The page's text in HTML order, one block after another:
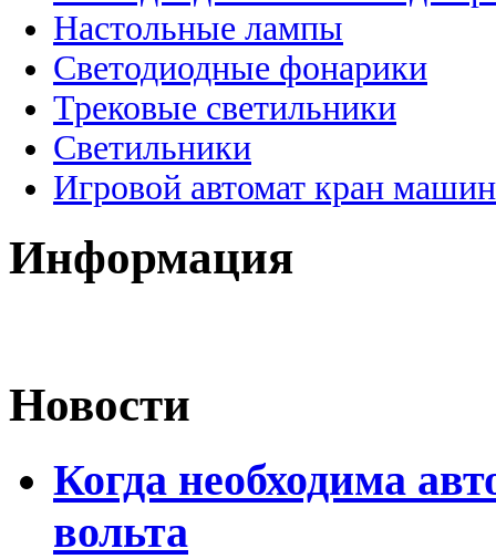
Настольные лампы
Светодиодные фонарики
Трековые светильники
Светильники
Игровой автомат кран
Информация
Новости
Когда необходима
вольта